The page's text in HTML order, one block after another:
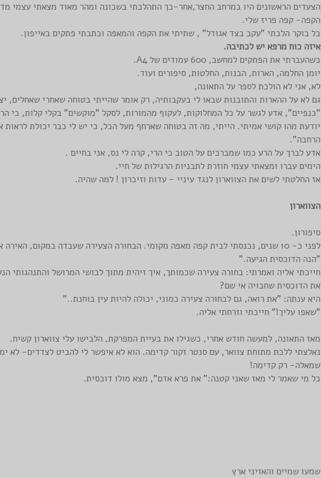
הצעדים הראשונים היו במרחב החצר,אחר-כך התהלכתי בשכונה ומהר מאוד מצאתי עצמי
הקפה- קפה פריז שלי.
כל בוקר הלכתי "עקב בצד אגודל" , שתיתי את הקפה והמאפה וכתבתי פתקים באייפון.
איזה כוח מרפא יש לכתיבה.
כשהעברתי את הפתקים למחשב, 600 עמודים של A4.
יומן החלמה, הארות, הבנות, החלטות, סיפורים ועוד.
לא, אני לא הולכת לספר על התאונה,
גם לא על ההארות והתובנות שבאו לי בעקבותיה, רק אומר שהייתי בטוחה שאחרי שאחלים,
"כנפיים", אדע לגשר על כל המחלוקות, לעקוף מהמורות, לסקל "מוקשים" בקלי קלות, כי
יודעת מהו קושי אמיתי. הייתי, מה זה בטוחה שארחף מעל הכל, כי יש לי כבר יכולת לראות
הרחבה".
אדע לברך על הרע כמו שמברכים על הטוב כי הרי, קרה לי נס, אני בחיים .
הימים עברו ומצאתי עצמי חוזרת לתבניות הרגילות של חיי.
אז החלטתי לשים את הצווארון לנגד עיניי - עדות וזיכרון ! למה שהיה.
הצווארון
סיפורון.
לפני כ- 10 שנים, נכנסתי לבית קפה מאפה מקומי. הבחורה הצעירה שעבדה במקום, האירה אלי פניה ואמרה:
"הנה הדוכסית הגיעה."
חייכתי אליה ואמרתי: בחורה צעירה שכמותך, איך זיהית מתוך לבושי המרושל והתנהגותי
את הדוכסית שחבויה אי שם?
היא ענתה: "את רואה, גם לבחורה צעירה כמוני, יכולה להיות עין בוחנת.."
"שאפו עליך!" חייכתי וזרחתי אליה.
מאז התאונה, למעשה חודש אחרי, כשגילו את בעיית המפרקת, הלבישו עלי צווארון קשיח.
נאלצתי ללכת מתוחת צוואר, עם סנטר זקור קדימה. הוא לא איפשר לי להביט לצדדים- לא
שמאלה- רק קדימה!
כל מי שאמר לי מאז שאני קטנה:" את פרא אדם", מצא מולו דוכסית.
שמעו שמיים והאזיני ארץ
סבתא מספרת